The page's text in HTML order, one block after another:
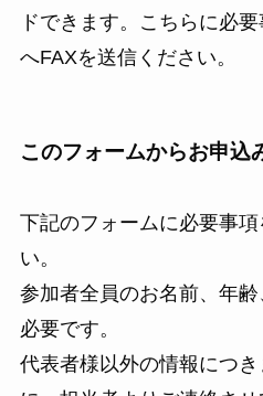
ドできます。こちらに必
へFAXを送信ください。
このフォームからお申込
下記のフォームに必要事
い。
参加者全員のお名前、年
必要です。
代表者様以外の情報につ